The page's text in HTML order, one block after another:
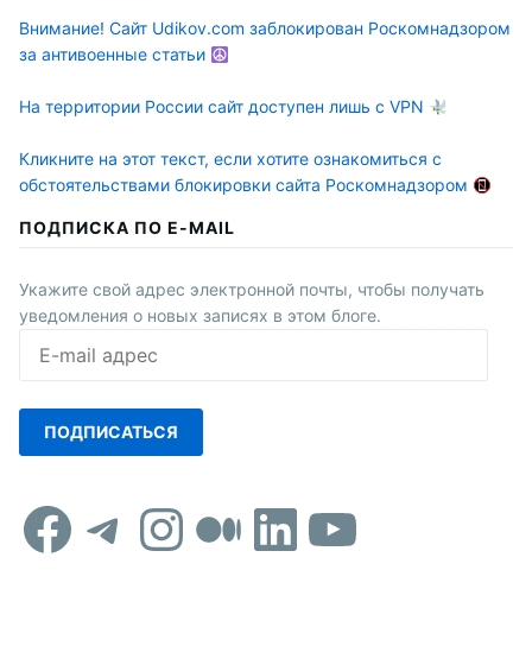
Внимание! Сайт Udikov.com заблокирован Роскомнадзором
за антивоенные статьи
На территории России сайт доступен лишь с VPN
Кликните на этот текст, если хотите ознакомиться с
обстоятельствами блокировки сайта Роскомнадзором
ПОДПИСКА ПО E-MAIL
Укажите свой адрес электронной почты, чтобы получать
уведомления о новых записях в этом блоге.
mail
ПОДПИСАТЬСЯ
Facebook
Telegram
Instagram
Средний
LinkedIn